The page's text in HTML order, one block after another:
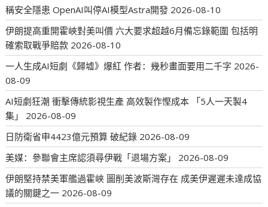
稱安全隱患 OpenAI叫停AI模型Astra開發 2026-08-10
伊朗提高重開霍峽對美叫價 六大要求超越6月備忘錄範圍 包括明
確索取戰爭賠款 2026-08-10
一人生成AI短劇《歸墟》爆紅 作者：幾秒畫面要用二千字 2026-
08-09
AI短劇狂潮 衝擊傳統影視生產 高效製作慳成本 「5人一天製4
集」
2026-08-09
日防衛省申4423億元預算 破紀錄 2026-08-09
美媒：參聯會主席認須尋伊戰「退場方案」
2026-08-09
伊朗堅持禁美軍艦過霍峽 圖削美波斯灣存在 成美伊遲遲未達成協
議的關鍵之一 2026-08-09